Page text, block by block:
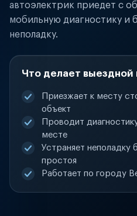
автоэлектрик приедет с
мобильную диагностику и
неполадку.
Что делает выездной
Приезжает к месту
объект
Проводит
месте
Устраняет неполадку
простоя
Работает по городу